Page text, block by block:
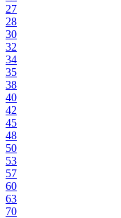
27
28
30
32
34
35
38
40
42
45
48
50
53
57
60
63
70